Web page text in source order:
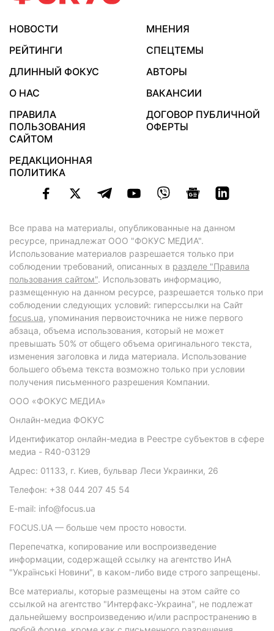
НОВОСТИ
МНЕНИЯ
РЕЙТИНГИ
СПЕЦТЕМЫ
ДЛИННЫЙ ФОКУС
АВТОРЫ
О НАС
ВАКАНСИИ
ПРАВИЛА
ПОЛЬЗОВАНИЯ
САЙТОМ
ДОГОВОР ПУБЛИЧНОЙ
ОФЕРТЫ
РЕДАКЦИОННАЯ
ПОЛИТИКА
Все права на материалы, опубликованные на данном
ресурсе, принадлежат ООО "ФОКУС МЕДИА".
Использование материалов разрешается только при
соблюдении требований, описанных в разделе "Правила
пользования сайтом". Использовать информацию,
размещенную на данном ресурсе, разрешается только при
соблюдении следующих условий: гиперссылки на Сайт
focus.ua, упоминания первоисточника не ниже первого
абзаца, объема использования, который не может
превышать 50% от общего объема оригинального текста,
изменения заголовка и лида материала. Использование
большего объема текста возможно только при условии
получения письменного разрешения Компании.
ООО «ФОКУС МЕДИА»
Онлайн-медиа ФОКУС
Идентификатор онлайн-медиа в Реестре субъектов в сфере
медиа - R40-03129
Адрес: 01133, г. Киев, бульвар Леси Украинки, 26
Телефон: +38 044 207 45 54
E-mail: info@focus.ua
FOCUS.UA — больше чем просто новости.
Перепечатка, копирование или воспроизведение
информации, содержащей ссылку на агентство ИнА
"Українські Новини", в каком-либо виде строго запрещены.
Все материалы, которые размещены на этом сайте со
ссылкой на агентство "Интерфакс-Украина", не подлежат
дальнейшему воспроизведению и/или распространению в